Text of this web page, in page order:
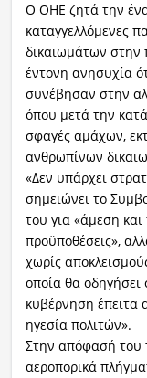
Ο ΟΗΕ ζητά την
καταγγελλόμενες
δικαιωμάτων στην
έντονη ανησυχία
συνέβησαν στην
όπου μετά την
σφαγές αμάχων,
ανθρωπίνων
«Δεν υπάρχει
σημειώνει το
του για «άμεση και
προϋποθέσεις»,
χωρίς
οποία θα οδηγήσει
κυβέρνηση έπειτα
ηγεσία πολιτών».
Στην απόφασή του
αεροπορικά